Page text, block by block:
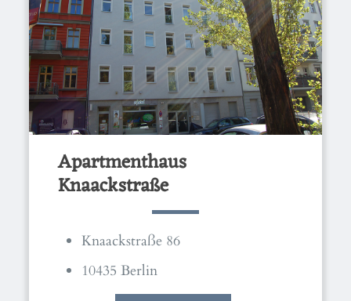
Apartmenthaus
Knaackstraße
Knaackstraße 86
10435 Berlin